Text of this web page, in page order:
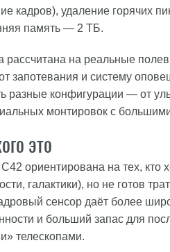
кадров), удаление горячих
память — 2 ТБ.
рассчитана на реальные
запотевания и систему
разные конфигурации — от
монтировок с
это
ориентирована на тех, кто
галактики), но не готов
сенсор даёт более
и больший запас для
телескопами.